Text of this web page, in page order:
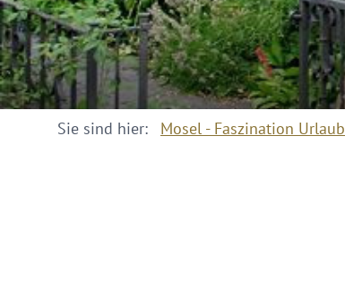
Sie sind hier: Mosel - Faszination Urlaub